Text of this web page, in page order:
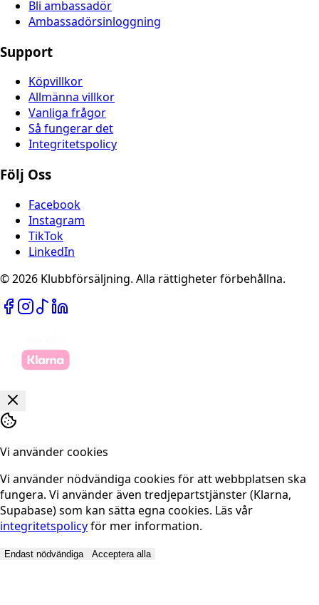
Bli ambassadör
Ambassadörsinloggning
Support
Köpvillkor
Allmänna villkor
Vanliga frågor
Så fungerar det
Integritetspolicy
Följ Oss
Facebook
Instagram
TikTok
LinkedIn
© 2026 Klubbförsäljning. Alla rättigheter förbehållna.
Vi använder cookies
Vi använder nödvändiga cookies för att webbplatsen ska
fungera. Vi använder även tredjepartstjänster (Klarna,
Supabase) som kan sätta egna cookies. Läs vår
integritetspolicyför mer information.
Endast nödvändiga Acceptera alla